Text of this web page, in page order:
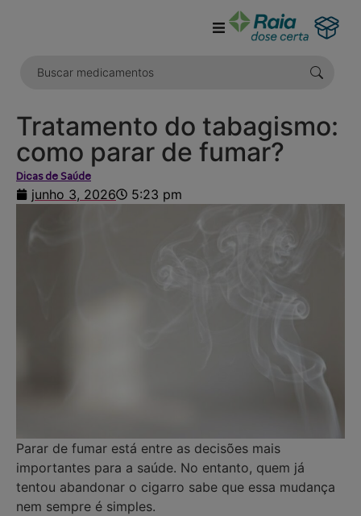
Tratamento do tabagismo:
como parar de fumar?
Dicas de Saúde
junho 3, 2026 5:23 pm
Parar de fumar está entre as decisões mais
importantes para a saúde. No entanto, quem já
tentou abandonar o cigarro sabe que essa mudança
nem sempre é simples.